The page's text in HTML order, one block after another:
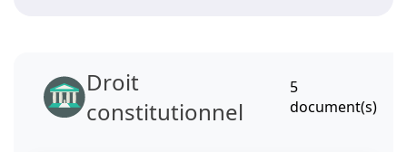
Droit
constitutionnel
5
document(s)